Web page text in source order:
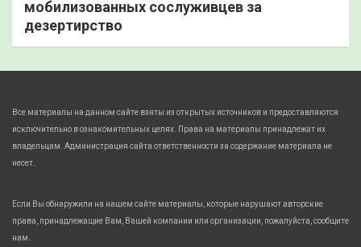
мобилизованных сослуживцев за
дезертирство
Все материалы на данном сайте взяты из открытых источников и предоставляются
исключительно в ознакомительных целях. Права на материалы принадлежат их
владельцам. Администрация сайта ответственности за содержание материала не
несет.
Если Вы обнаружили на нашем сайте материалы, которые нарушают авторские
права, принадлежащие Вам, Вашей компании или организации, пожалуйста, сообщите
нам.